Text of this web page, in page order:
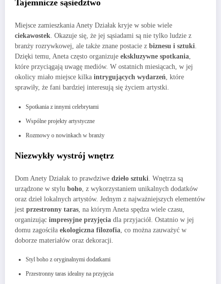
Tajemnicze sąsiedztwo
Miejsce zamieszkania Anety Działak kryje w sobie wiele
ciekawostek. Okazuje się, że jej sąsiadami są nie tylko ludzie z
branży rozrywkowej, ale także znane postacie z biznesu i sztuki.
Dzięki temu, Aneta często organizuje ekskluzywne spotkania,
które przyciągają uwagę mediów. W ostatnich miesiącach, w jej
okolicy miało miejsce kilka intrygujących wydarzeń, które
sprawiły, że fani bardziej interesują się życiem artystki.
Spotkania z innymi celebrytami
Wspólne projekty artystyczne
Rozmowy o nowinkach w branży
Niezwykły wystrój wnętrz
Dom Anety Działak to prawdziwe dzieło sztuki. Wnętrza są
urządzone w stylu boho, z wykorzystaniem unikalnych dodatków
oraz dzieł lokalnych artystów. Jednym z najważniejszych elementów
jest przestronny taras, na którym Aneta spędza wiele czasu,
organizując impresyjne przyjęcia dla przyjaciół. Ostatnio w jej
domu zagościła ekologiczna filozofia, co można zauważyć w
doborze materiałów oraz dekoracji.
Styl boho z oryginalnymi dodatkami
Przestronny taras idealny na przyjęcia